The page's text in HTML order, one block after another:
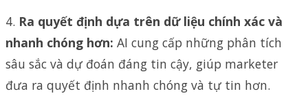
4. Ra quyết định dựa trên dữ liệu chính xác và
nhanh chóng hơn: AI cung cấp những phân tích
sâu sắc và dự đoán đáng tin cậy, giúp marketer
đưa ra quyết định nhanh chóng và tự tin hơn.